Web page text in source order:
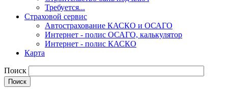
Требуется...
Страховой сервис
Автострахование КАСКО и ОСАГО
Интернет - полис ОСАГО, калькулятор
Интернет - полис КАСКО
Карта
Поиск